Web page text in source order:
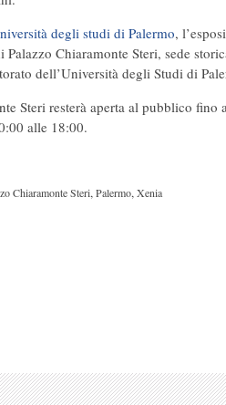
degli studi di Palermo,
Chiaramonte Steri, sede
dell’Università degli Studi di
Steri resterà aperta al pubblico fino
alle 18:00.
Chiaramonte Steri,Palermo,Xenia